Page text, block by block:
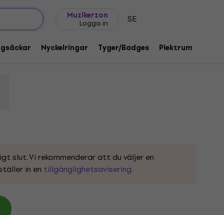
Muzikerzon
Logga in SE
Nyckelringar Tyger/Badges Plektrum
L Skjorta
slut. Vi rekommenderar att du väljer en
in en tillgänglighetsavisering.